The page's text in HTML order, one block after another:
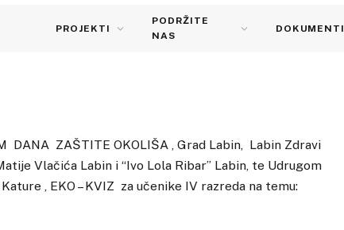
PROJEKTI
PODRŽITE
NAS
DOKUMENTI
DANA ZAŠTITE OKOLIŠA , Grad Labin, Labin Zdravi
Vlačića Labin i “Ivo Lola Ribar” Labin, te Udrugom
, EKO – KVIZ za učenike IV razreda na temu: